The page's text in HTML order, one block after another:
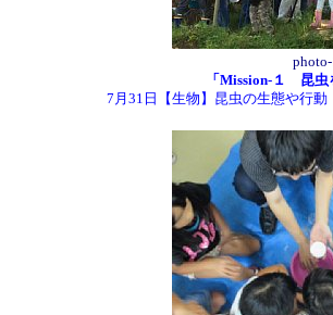
「Mission-１ 昆虫
7月31日【生物】昆虫の生態や